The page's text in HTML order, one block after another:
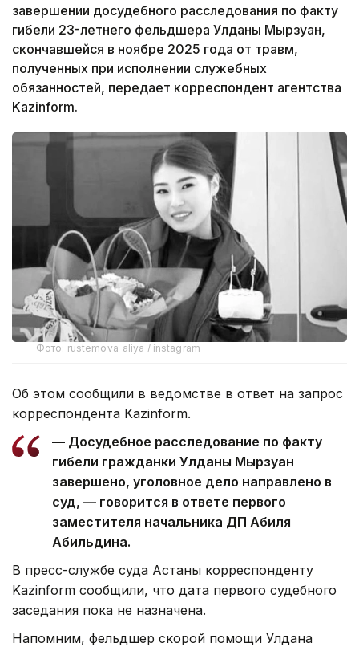
завершении досудебного расследования по факту
гибели 23-летнего фельдшера Улданы Мырзуан,
скончавшейся в ноябре 2025 года от травм,
полученных при исполнении служебных
обязанностей, передает корреспондент агентства
Kazinform.
Фото: rustemova_aliya / instagram
Об этом сообщили в ведомстве в ответ на запрос
корреспондента Kazinform.
— Досудебное расследование по факту
гибели гражданки Улданы Мырзуан
завершено, уголовное дело направлено в
суд, — говорится в ответе первого
заместителя начальника ДП Абиля
Абильдина.
В пресс-службе суда Астаны корреспонденту
Kazinform сообщили, что дата первого судебного
заседания пока не назначена.
Напомним, фельдшер скорой помощи Улдана